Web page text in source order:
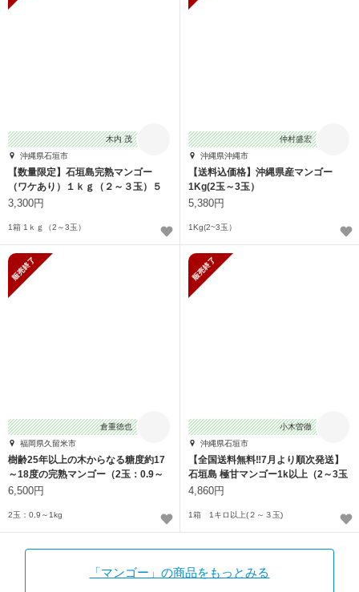
木内 茂
沖縄県石垣市
【数量限定】石垣島完熟マンゴー
（ワケあり）１ｋｇ（２～３玉）５
０箱限定
3,300円
1箱 1ｋｇ（2～3玉）
仲村盛宏
沖縄県沖縄市
【送料込価格】沖縄県産マンゴー
1Kg(2玉～3玉）
5,380円
1Kg(2~3玉）
倉重徳也
福岡県久留米市
樹齢25年以上の木からなる糖度約17
～18度の完熟マンゴー（2玉：0.9～
1kg
6,500円
2玉：0.9～1kg
小木曽徹
沖縄県石垣市
【全国送料無料‼7月より順次発送】
石垣島 極甘マンゴー1k以上（2～3玉
入）
4,860円
1箱 1キロ以上(２～３玉)
「マンゴー」の商品をもっとみる